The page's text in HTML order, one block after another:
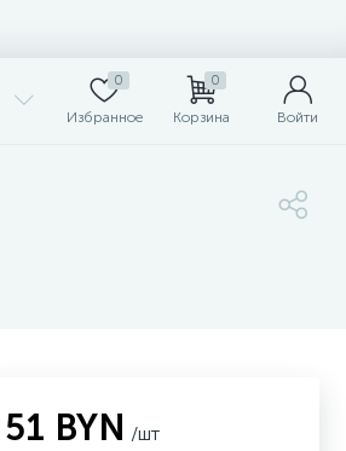
0
Избранное
0
Корзина Войти
51 BYN /шт